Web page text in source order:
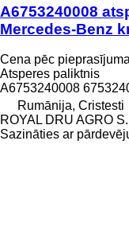
A6753240008
Mercedes-Benz
Cena pēc
Atsperes paliktnis
A6753240008
Rumānija, Cristesti
ROYAL DRU AGRO
Sazināties ar